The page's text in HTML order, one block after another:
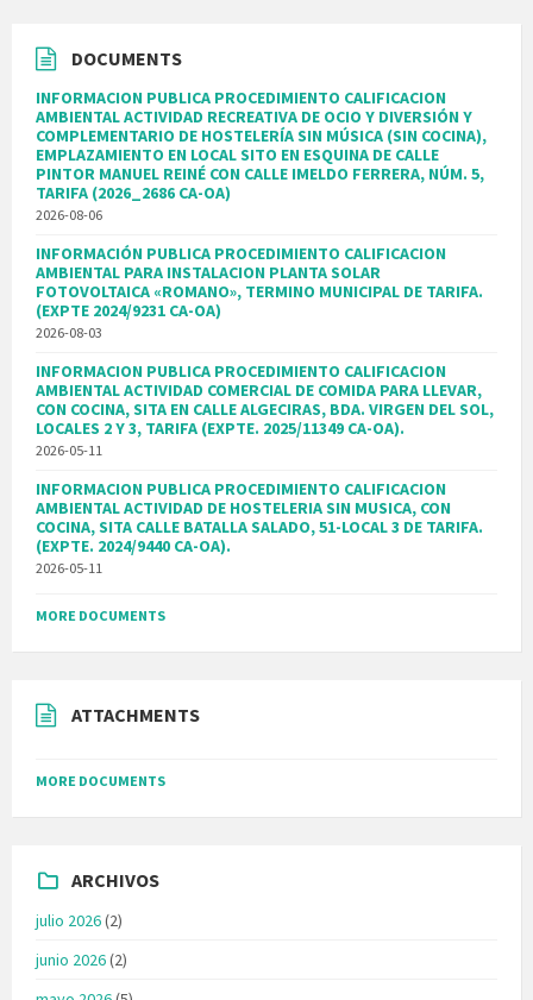
DOCUMENTS
INFORMACION PUBLICA PROCEDIMIENTO CALIFICACION
AMBIENTAL ACTIVIDAD RECREATIVA DE OCIO Y DIVERSIÓN Y
COMPLEMENTARIO DE HOSTELERÍA SIN MÚSICA (SIN COCINA),
EMPLAZAMIENTO EN LOCAL SITO EN ESQUINA DE CALLE
PINTOR MANUEL REINÉ CON CALLE IMELDO FERRERA, NÚM. 5,
TARIFA (2026_2686 CA-OA)
2026-08-06
INFORMACIÓN PUBLICA PROCEDIMIENTO CALIFICACION
AMBIENTAL PARA INSTALACION PLANTA SOLAR
FOTOVOLTAICA «ROMANO», TERMINO MUNICIPAL DE TARIFA.
(EXPTE 2024/9231 CA-OA)
2026-08-03
INFORMACION PUBLICA PROCEDIMIENTO CALIFICACION
AMBIENTAL ACTIVIDAD COMERCIAL DE COMIDA PARA LLEVAR,
CON COCINA, SITA EN CALLE ALGECIRAS, BDA. VIRGEN DEL SOL,
LOCALES 2 Y 3, TARIFA (EXPTE. 2025/11349 CA-OA).
2026-05-11
INFORMACION PUBLICA PROCEDIMIENTO CALIFICACION
AMBIENTAL ACTIVIDAD DE HOSTELERIA SIN MUSICA, CON
COCINA, SITA CALLE BATALLA SALADO, 51-LOCAL 3 DE TARIFA.
(EXPTE. 2024/9440 CA-OA).
2026-05-11
MORE DOCUMENTS
ATTACHMENTS
MORE DOCUMENTS
ARCHIVOS
julio 2026(2)
junio 2026(2)